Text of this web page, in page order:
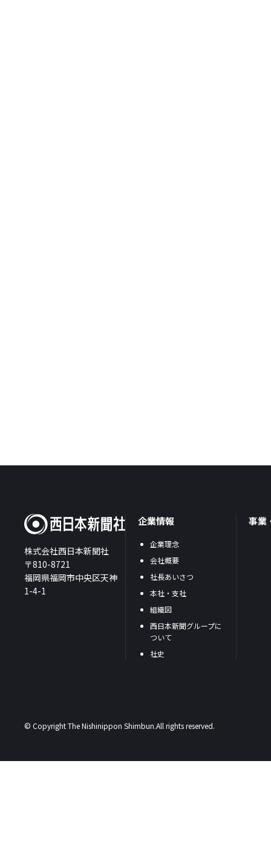
株式会社西日本新聞社
〒810-8721
福岡県福岡市中央区天神
1-4-1
企業情報
企業理念
会社概要
社長あいさつ
本社・支社
組織図
西日本新聞グループに
ついて
社史
事業
© Copyright The Nishinippon Shimbun.All rights reserved.